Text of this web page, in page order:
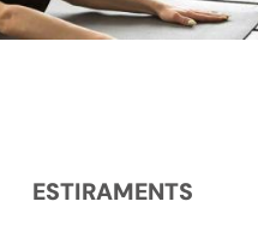
ESTIRAMENTS